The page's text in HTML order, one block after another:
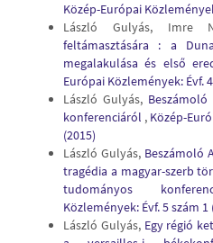
Közép-Európai
László Gulyás, Imre
feltámasztására : a
megalakulása és első
Európai Közlemények: Évf.
László Gulyás,
konferenciáról , Közép-
(2015)
László Gulyás, Beszámoló
tragédia a magyar-szerb
tudományos
Közlemények: Évf. 5 szám 1
László Gulyás, Egy régió